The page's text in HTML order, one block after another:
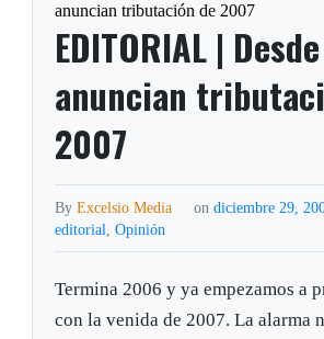
anuncian tributación de 2007
EDITORIAL |
anuncian
2007
ByExcelsio Media on diciembre 29,
editorial,Opinión
Termina 2006 y ya empezamos a
con la venida de 2007. La alarma